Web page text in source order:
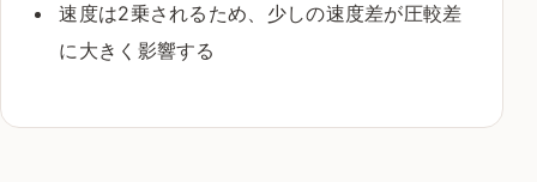
速度は2乗されるため、少しの速度差が圧較差
に大きく影響する